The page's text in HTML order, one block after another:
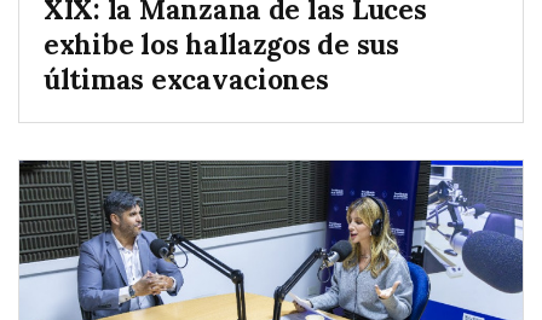
XIX: la Manzana de las Luces
exhibe los hallazgos de sus
últimas excavaciones